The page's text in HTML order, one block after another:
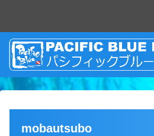
mobautsubo